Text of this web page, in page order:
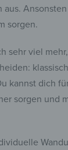
sorgen.
viel
kannst dich
sorgen und